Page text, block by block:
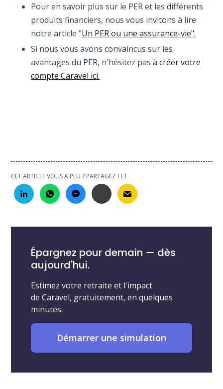
Pour en savoir plus sur le PER et les différents
produits financiers, nous vous invitons à lire
notre article "Un PER ou une assurance-vie".
Si nous vous avons convaincus sur les
avantages du PER, n'hésitez pas àcréer votre
compte Caravel ici.
CET ARTICLE VOUS A PLU ? PARTAGEZ LE !
Épargnez pour demain — dès
aujourd'hui.
Estimez votre retraite et l'impact
de Caravel, gratuitement, en quelques
minutes.
Démarrer une simulation